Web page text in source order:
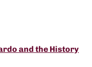
and the History